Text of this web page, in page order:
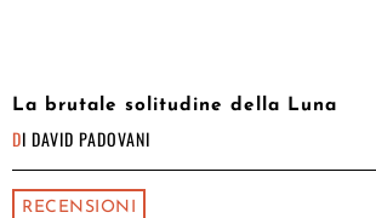
La brutale solitudine della Luna
DI DAVID PADOVANI
RECENSIONI